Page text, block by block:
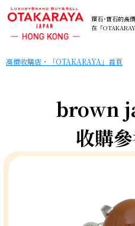
鑽石･寶石的高
在「
高價收購店・「OTAKARAYA」首頁
brown
收購